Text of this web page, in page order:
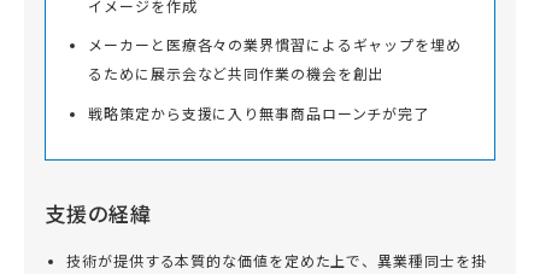
イメージを作成
メーカーと医療各々の業界慣習によるギャップを埋め
るために展示会など共同作業の機会を創出
戦略策定から支援に入り無事商品ローンチが完了
支援の経緯
技術が提供する本質的な価値を定めた上で、異業種同士を掛